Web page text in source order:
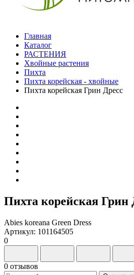
Главная
Каталог
РАСТЕНИЯ
Хвойные растения
Пихта
Пихта корейская - хвойные
Пихта корейская Грин Дресс
Пихта корейская Грин
Abies koreana Green Dress
Артикул: 101164505
0
0 отзывов